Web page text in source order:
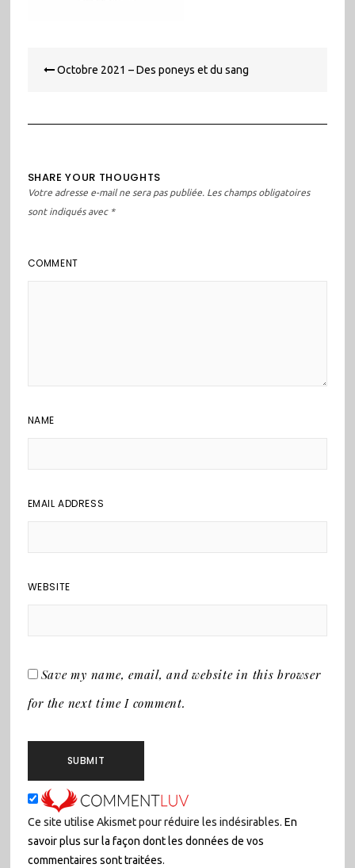
de Octobre 2021 – Des poneys et du sang
SHARE YOUR THOUGHTS
Votre adresse e-mail ne sera pas publiée. Les champs obligatoires
sont indiqués avec *
COMMENT
NAME
EMAIL ADDRESS
WEBSITE
Save my name, email, and website in this browser
for the next time I comment.
Ce site utilise Akismet pour réduire les indésirables. En
savoir plus sur la façon dont les données de vos
commentaires sont traitées.